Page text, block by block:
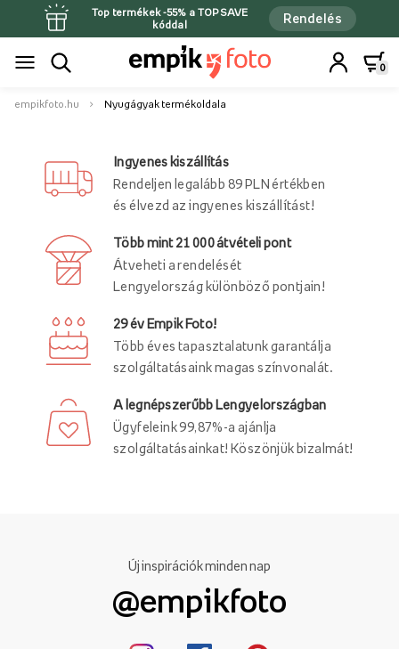
Top termékek -55% a TOPSAVE
kóddal
Rendelés
0
empikfoto.hu Nyugágyak termékoldala
Ingyenes kiszállítás
Rendeljen legalább 89 PLN értékben
és élvezd az ingyenes kiszállítást!
Több mint 21 000 átvételi pont
Átveheti a rendelését
Lengyelország különböző pontjain!
29 év Empik Foto!
Több éves tapasztalatunk garantálja
szolgáltatásaink magas színvonalát.
A legnépszerűbb Lengyelországban
Ügyfeleink 99,87%-a ajánlja
szolgáltatásainkat! Köszönjük bizalmát!
Új inspirációk minden nap
@empikfoto